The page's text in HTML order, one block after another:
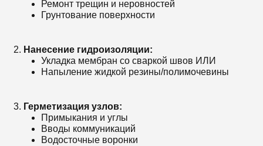
Ремонт трещин и неровностей
Грунтование поверхности
Нанесение гидроизоляции:
Укладка мембран со сваркой швов ИЛИ
Напыление жидкой резины/полимочевины
Герметизация узлов:
Примыкания и углы
Вводы коммуникаций
Водосточные воронки